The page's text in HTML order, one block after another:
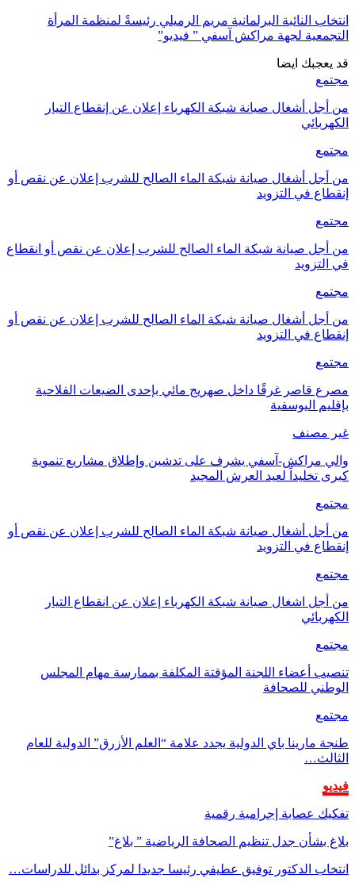
انتخاب النائبة البرلمانية مريم الرميلي رئيسةً لمنظمة المرأة
التجمعية لجهة مراكش آسفي ” فيديو”
قد يعجبك ايضا
مجتمع
من أجل أشغال صيانة شبكة الكهرباء إعلان عن إنقطاع التيار
الكهربائي
مجتمع
من أجل أشغال صيانة شبكة الماء الصالح للشرب إعلان عن نقص أو
إنقطاع في التزويد
مجتمع
من أجل صيانة شبكة الماء الصالح للشرب إعلان عن نقص أو انقطاع
في التزويد
مجتمع
من أجل أشغال صيانة شبكة الماء الصالح للشرب إعلان عن نقص أو
إنقطاع في التزويد
مجتمع
مصرع قاصر غرقًا داخل صهريج مائي بإحدى الضيعات الفلاحية
بإقليم اليوسفية
غير مصنف
والي مراكش-آسفي يشرف على تدشين وإطلاق مشاريع تنموية
كبرى تخليداً لعيد العرش المجيد
مجتمع
من أجل أشغال صيانة شبكة الماء الصالح للشرب إعلان عن نقص أو
إنقطاع في التزويد
مجتمع
من أجل اشغال صيانة شبكة الكهرباء إعلان عن انقطاع التيار
الكهربائي
مجتمع
تنصيب أعضاء اللجنة المؤقتة المكلفة بممارسة مهام المجلس
الوطني للصحافة
مجتمع
طنجة مارينا باي الدولية يجدد علامة “العلم الأزرق” الدولية للعام
الثالث…
فيديو
تفكيك عصابة إجرامية رقمية
بلاغ بشأن جدل تنظيم الصحافة الرياضية ” بلاغ”
انتخاب الدكتور توفيق عطيفي رئيسا جديدا لمركز بدائل للدراسات…